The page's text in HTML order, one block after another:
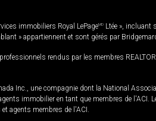
immobiliers Royal LePageMD Ltée », incluant
» appartiennent et sont gérés par
rendus par les membres
Inc., une compagnie dont la National
immobilier en tant que membres de
agents membres de l'ACI.